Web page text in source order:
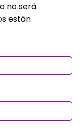
no será
están